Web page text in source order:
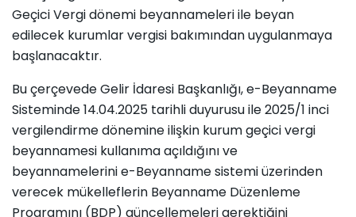
Geçici Vergi dönemi beyannameleri ile beyan
edilecek kurumlar vergisi bakımından uygulanmaya
başlanacaktır.
Bu çerçevede Gelir İdaresi Başkanlığı, e-Beyanname
Sisteminde 14.04.2025 tarihli duyurusu ile 2025/1 inci
vergilendirme dönemine ilişkin kurum geçici vergi
beyannamesi kullanıma açıldığını ve
beyannamelerini e-Beyanname sistemi üzerinden
verecek mükelleflerin Beyanname Düzenleme
Programını (BDP) güncellemeleri gerektiğini